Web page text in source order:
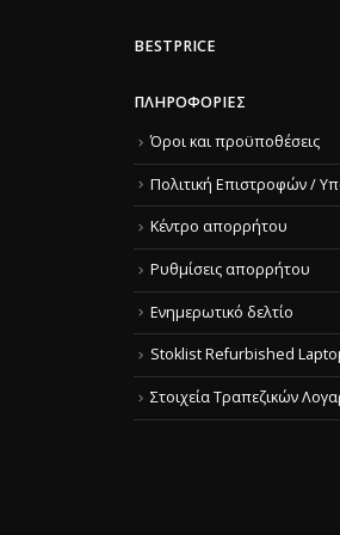
BESTPRICE
ΠΛΗΡΟΦΟΡΊΕΣ
Όροι και προϋποθέσεις
Πολιτική Επιστροφών /
Κέντρο απορρήτου
Ρυθμίσεις απορρήτου
Ενημερωτικό δελτίο
Stoklist Refurbished
Στοιχεία Τραπεζικών